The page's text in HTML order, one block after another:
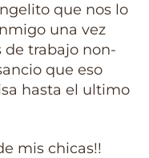
que nos lo
una vez
de trabajo non-
que eso
hasta el ultimo
mis chicas!!